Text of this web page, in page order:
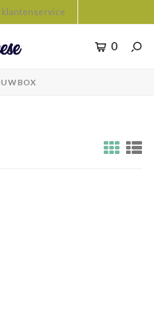
klantenservice
0
BOX